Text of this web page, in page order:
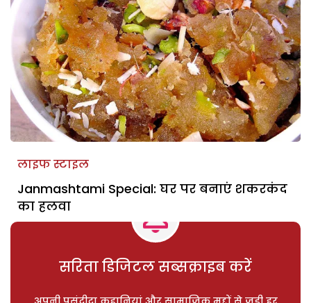
लाइफ स्टाइल
Janmashtami Special: घर पर बनाएं शकरकंद
का हलवा
सरिता डिजिटल सब्सक्राइब करें